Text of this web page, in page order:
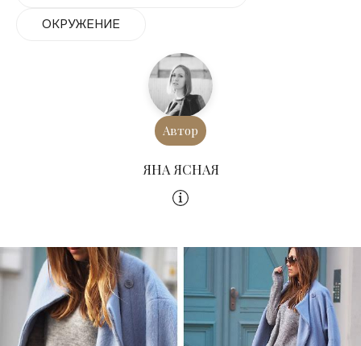
ОКРУЖЕНИЕ
Автор
ЯНА ЯСНАЯ